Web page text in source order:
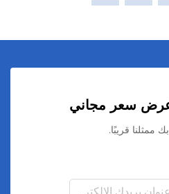
سعر مجاني
ممثلنا قريبًا.